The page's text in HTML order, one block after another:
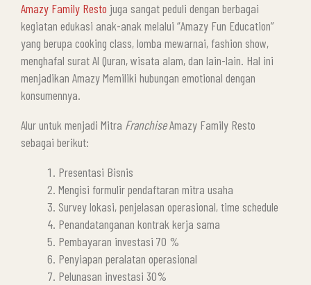
Amazy Family Resto juga sangat peduli dengan berbagai
kegiatan edukasi anak-anak melalui “Amazy Fun Education”
yang berupa cooking class, lomba mewarnai, fashion show,
menghafal surat Al Quran, wisata alam, dan lain-lain. Hal ini
menjadikan Amazy Memiliki hubungan emotional dengan
konsumennya.
Alur untuk menjadi Mitra FranchiseAmazy Family Resto
sebagai berikut:
Presentasi Bisnis
Mengisi formulir pendaftaran mitra usaha
Survey lokasi, penjelasan operasional, time schedule
Penandatanganan kontrak kerja sama
Pembayaran investasi 70 %
Penyiapan peralatan operasional
Pelunasan investasi 30%